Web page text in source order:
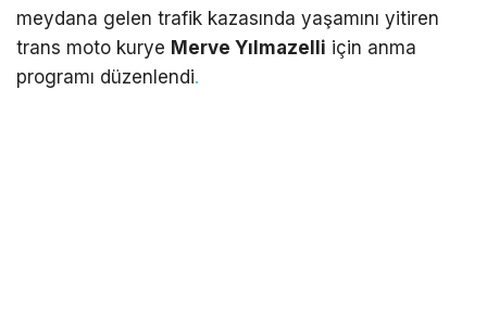
meydana gelen trafik kazasında yaşamını yitiren
trans moto kurye Merve Yılmazelli için anma
programı düzenlendi.